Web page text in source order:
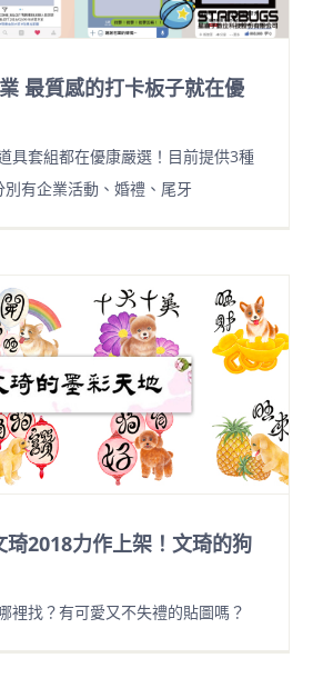
最質感的打卡板子就在優
具套組都在優康嚴選！目前提供3種
別有企業活動、婚禮、尾牙
琦2018力作上架！文琦的狗
裡找？有可愛又不失禮的貼圖嗎？